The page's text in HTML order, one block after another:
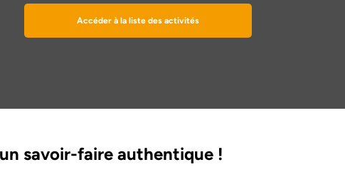
Accéder à la liste des activités
savoir-faire authentique !